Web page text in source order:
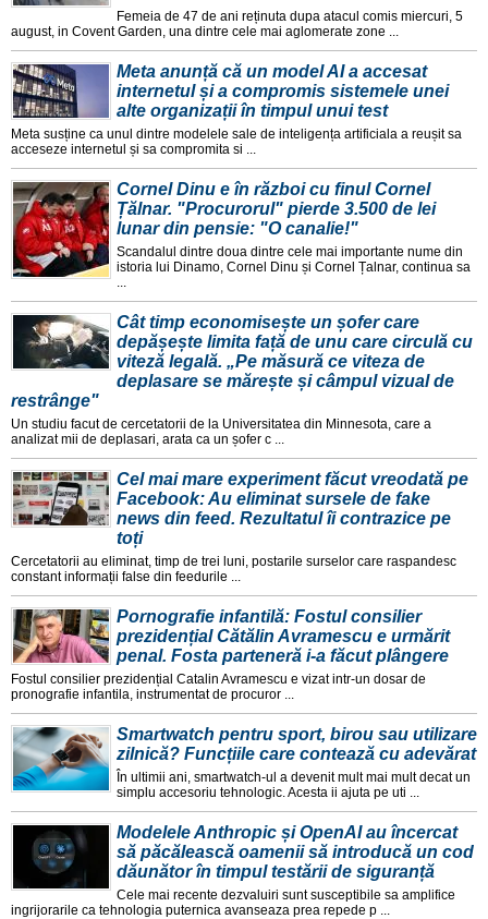
Femeia de 47 de ani reținuta dupa atacul comis miercuri, 5
august, in Covent Garden, una dintre cele mai aglomerate zone ...
Meta anunță că un model AI a accesat
internetul și a compromis sistemele unei
alte organizații în timpul unui test
Meta susține ca unul dintre modelele sale de inteligența artificiala a reușit sa
acceseze internetul și sa compromita si ...
Cornel Dinu e în război cu finul Cornel
Țălnar. "Procurorul" pierde 3.500 de lei
lunar din pensie: "O canalie!"
Scandalul dintre doua dintre cele mai importante nume din
istoria lui Dinamo, Cornel Dinu și Cornel Țalnar, continua sa
Cât timp economisește un șofer care
depășește limita față de unu care circulă cu
viteză legală. „Pe măsură ce viteza de
deplasare se mărește și câmpul vizual de
restrânge"
Un studiu facut de cercetatorii de la Universitatea din Minnesota, care a
analizat mii de deplasari, arata ca un șofer c ...
Cel mai mare experiment făcut vreodată pe
Facebook: Au eliminat sursele de fake
news din feed. Rezultatul îi contrazice pe
toți
Cercetatorii au eliminat, timp de trei luni, postarile surselor care raspandesc
constant informații false din feedurile ...
Pornografie infantilă: Fostul consilier
prezidențial Cătălin Avramescu e urmărit
penal. Fosta parteneră i-a făcut plângere
Fostul consilier prezidențial Catalin Avramescu e vizat intr-un dosar de
pronografie infantila, instrumentat de procuror ...
Smartwatch pentru sport, birou sau utilizare
zilnică? Funcțiile care contează cu adevărat
În ultimii ani, smartwatch-ul a devenit mult mai mult decat un
simplu accesoriu tehnologic. Acesta ii ajuta pe uti ...
Modelele Anthropic și OpenAI au încercat
să păcălească oamenii să introducă un cod
dăunător în timpul testării de siguranță
Cele mai recente dezvaluiri sunt susceptibile sa amplifice
ingrijorarile ca tehnologia puternica avanseaza prea repede p ...